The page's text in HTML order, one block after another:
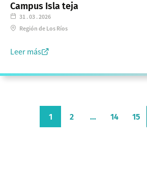
31 . 03 . 2026
Región de Los Ríos
Campus Isla teja
Leer más
1 2 … 14 15